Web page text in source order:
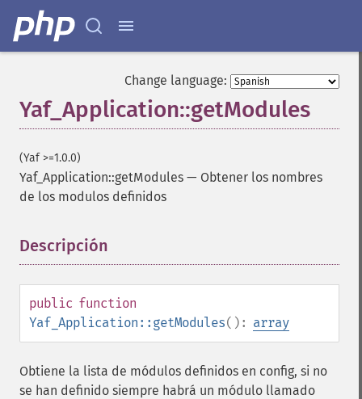
Change language:
Yaf_Application::getModules
(Yaf >=1.0.0)
Yaf_Application::getModules — Obtener los nombres
de los modulos definidos
Descripción
public function
Yaf_Application::getModules(): array
Obtiene la lista de módulos definidos en config, si no
se han definido siempre habrá un módulo llamado